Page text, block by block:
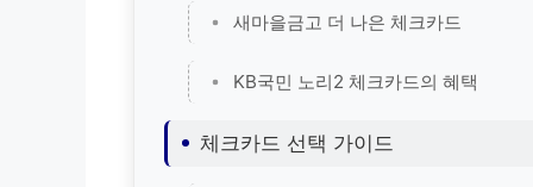
새마을금고 더 나은 체크카드
KB국민 노리2 체크카드의 혜택
체크카드 선택 가이드